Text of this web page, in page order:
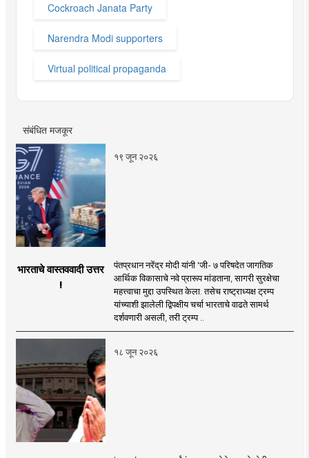
Cockroach Janata Party
Narendra Modi supporters
Virtual political propaganda
संबंधित मजकूर
१९ जून २०२६
भारताचे वास्तववादी उत्तर
!
पंतप्रधान नरेंद्र मोदी यांनी 'जी- ७ परिषदेत जागतिक
आर्थिक विकासाचे नवे प्रारूप मांडताना, सागरी सुरक्षेचा
महत्त्वाचा मुद्दा उपस्थित केला. तसेच राष्ट्राध्यक्ष ट्रम्प
यांच्याशी झालेली द्विपक्षीय चर्चा भारताचे वाढते सामर्थ
दर्शवणारी असली, तरी ट्रम्प ..
१८ जून २०२६